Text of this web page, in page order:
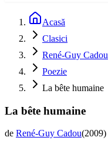
Acasă
Clasici
René-Guy Cadou
Poezie
La bête humaine
La bête humaine
de René-Guy Cadou(2009)